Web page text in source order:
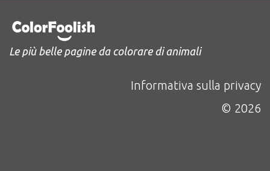
Le più belle pagine da colorare di animali
Informativa sulla privacy
© 2026